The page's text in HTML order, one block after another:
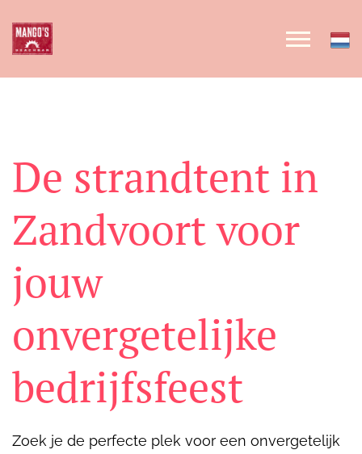
De strandtent in
Zandvoort voor
jouw
onvergetelijke
bedrijfsfeest
Zoek je de perfecte plek voor een onvergetelijk